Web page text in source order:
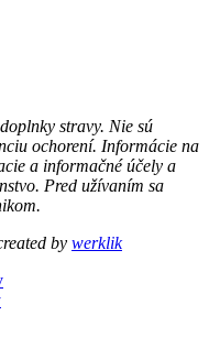
stravy. Nie sú
ochorení. Informácie na
a informačné účely a
Pred užívaním sa
by werklik